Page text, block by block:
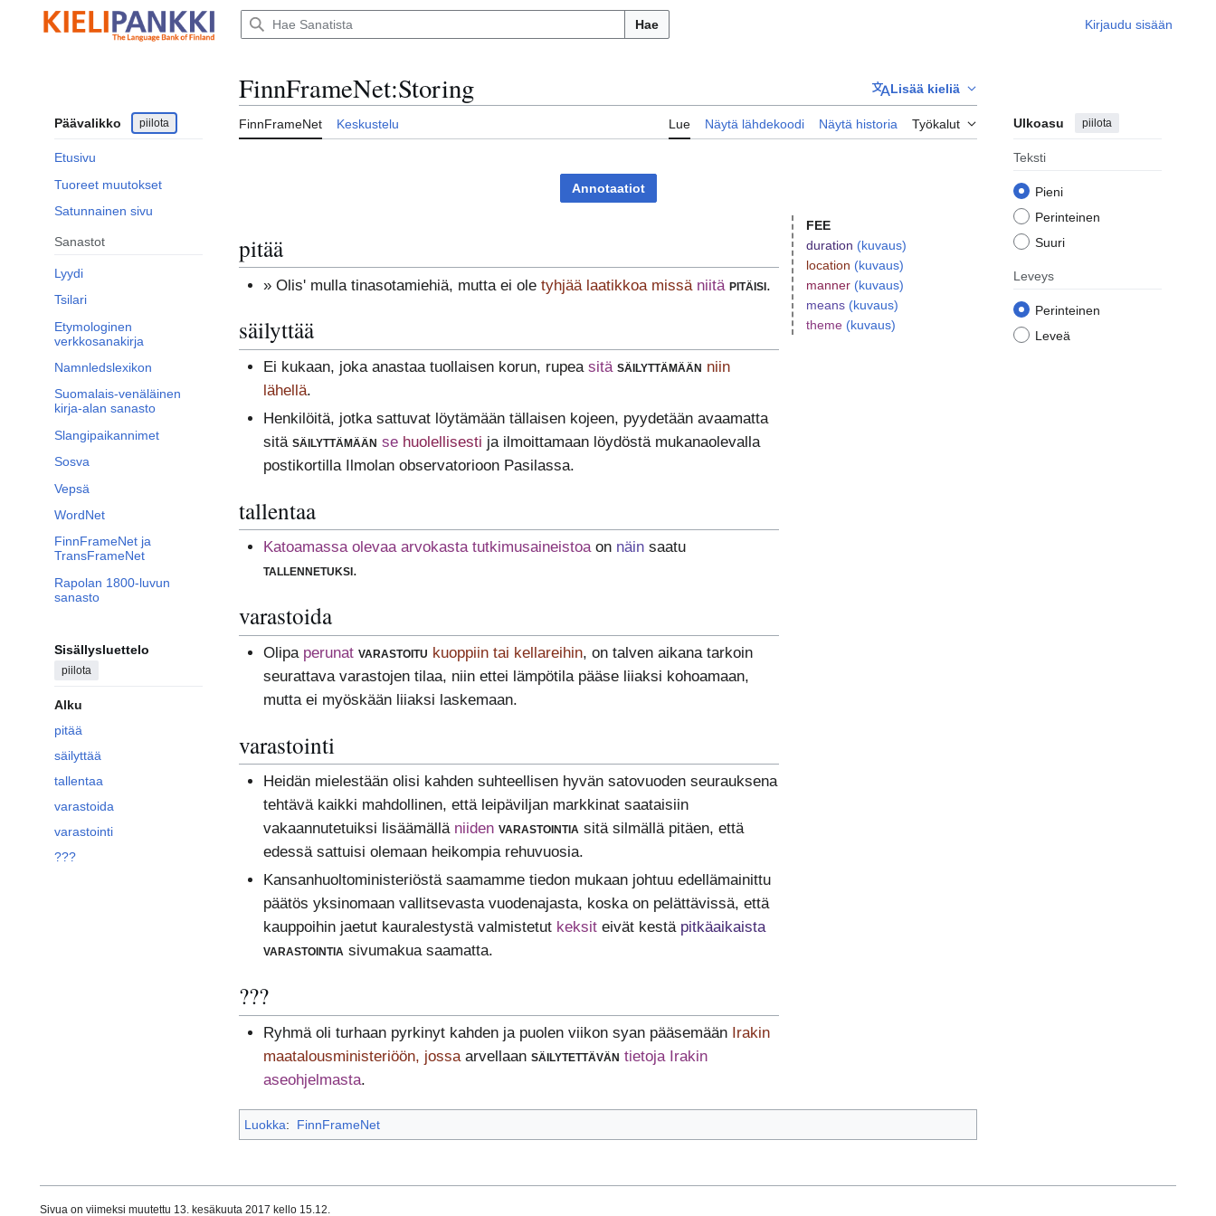
sisältöön
Hae Kirjaudu sisään
Päävalikko piilota
Etusivu
Tuoreet muutokset
Satunnainen sivu
Sanastot
Lyydi
Tsilari
Etymologinen
verkkosanakirja
Namnledslexikon
Suomalais-venäläinen
kirja-alan sanasto
Slangipaikannimet
Sosva
Vepsä
WordNet
FinnFrameNet ja
TransFrameNet
Rapolan 1800-luvun
sanasto
Sisällysluettelo
piilota
Alku
pitää
säilyttää
tallentaa
varastoida
varastointi
???
FinnFrameNet:Storing Lisää kieliä
FinnFrameNet Keskustelu Lue Näytä lähdekoodi Näytä historia Työkalut Ulkoasu piilota
Teksti
Pieni
Perinteinen
Suuri
Leveys
Perinteinen
Leveä
Annotaatiot
pitää
» Olis' mulla tinasotamiehiä, mutta ei ole tyhjää laatikkoa missä niitä pitäisi.
säilyttää
Ei kukaan, joka anastaa tuollaisen korun, rupea sitä säilyttämään niin
lähellä.
Henkilöitä, jotka sattuvat löytämään tällaisen kojeen, pyydetään avaamatta
sitä säilyttämään se huolellisesti ja ilmoittamaan löydöstä mukanaolevalla
postikortilla Ilmolan observatorioon Pasilassa.
tallentaa
Katoamassa olevaa arvokasta tutkimusaineistoaon näinsaatu
tallennetuksi.
varastoida
Olipa perunat varastoitu kuoppiin tai kellareihin, on talven aikana tarkoin
seurattava varastojen tilaa, niin ettei lämpötila pääse liiaksi kohoamaan,
mutta ei myöskään liiaksi laskemaan.
varastointi
Heidän mielestään olisi kahden suhteellisen hyvän satovuoden seurauksena
tehtävä kaikki mahdollinen, että leipäviljan markkinat saataisiin
vakaannutetuiksi lisäämällä niiden varastointiasitä silmällä pitäen, että
edessä sattuisi olemaan heikompia rehuvuosia.
Kansanhuoltoministeriöstä saamamme tiedon mukaan johtuu edellämainittu
päätös yksinomaan vallitsevasta vuodenajasta, koska on pelättävissä, että
kauppoihin jaetut kauralestystä valmistetut keksiteivät kestä pitkäaikaista
varastointiasivumakua saamatta.
???
Ryhmä oli turhaan pyrkinyt kahden ja puolen viikon syan pääsemään Irakin
maatalousministeriöön, jossaarvellaan säilytettävän tietoja Irakin
aseohjelmasta.
FEE
duration (kuvaus)
location (kuvaus)
manner (kuvaus)
means (kuvaus)
theme (kuvaus)
Luokka: FinnFrameNet
Sivua on viimeksi muutettu 13. kesäkuuta 2017 kello 15.12.